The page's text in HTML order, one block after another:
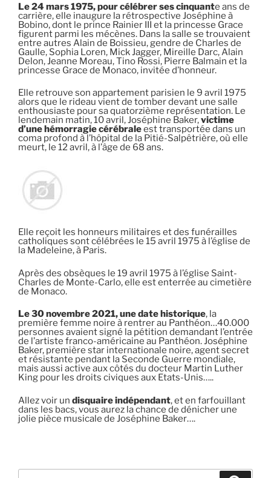
Le 24 mars 1975, pour célébrer ses cinquante ans de
carrière, elle inaugure la rétrospective Joséphine à
Bobino, dont le prince Rainier III et la princesse Grace
figurent parmi les mécènes. Dans la salle se trouvaient
entre autres Alain de Boissieu, gendre de Charles de
Gaulle, Sophia Loren, Mick Jagger, Mireille Darc, Alain
Delon, Jeanne Moreau, Tino Rossi, Pierre Balmain et la
princesse Grace de Monaco, invitée d’honneur.
Elle retrouve son appartement parisien le 9 avril 1975
alors que le rideau vient de tomber devant une salle
enthousiaste pour sa quatorzième représentation. Le
lendemain matin, 10 avril, Joséphine Baker,victime
d’une hémorragie cérébraleest transportée dans un
coma profond à l’hôpital de la Pitié-Salpêtrière, où elle
meurt, le 12 avril, à l’âge de 68 ans.
Elle reçoit les honneurs militaires et des funérailles
catholiques sont célébrées le 15 avril 1975 à l’église de
la Madeleine, à Paris.
Après des obsèques le 19 avril 1975 à l’église Saint-
Charles de Monte-Carlo, elle est enterrée au cimetière
de Monaco.
Le 30 novembre 2021, une date historique, la
première femme noire à rentrer au Panthéon…40.000
personnes avaient signé la pétition demandant l’entrée
de l’artiste franco-américaine au Panthéon. Joséphine
Baker, première star internationale noire, agent secret
et résistante pendant la Seconde Guerre mondiale,
mais aussi active aux côtés du docteur Martin Luther
King pour les droits civiques aux Etats-Unis…..
Allez voir un disquaire indépendant, et en farfouillant
dans les bacs, vous aurez la chance de dénicher une
jolie pièce musicale de Joséphine Baker….